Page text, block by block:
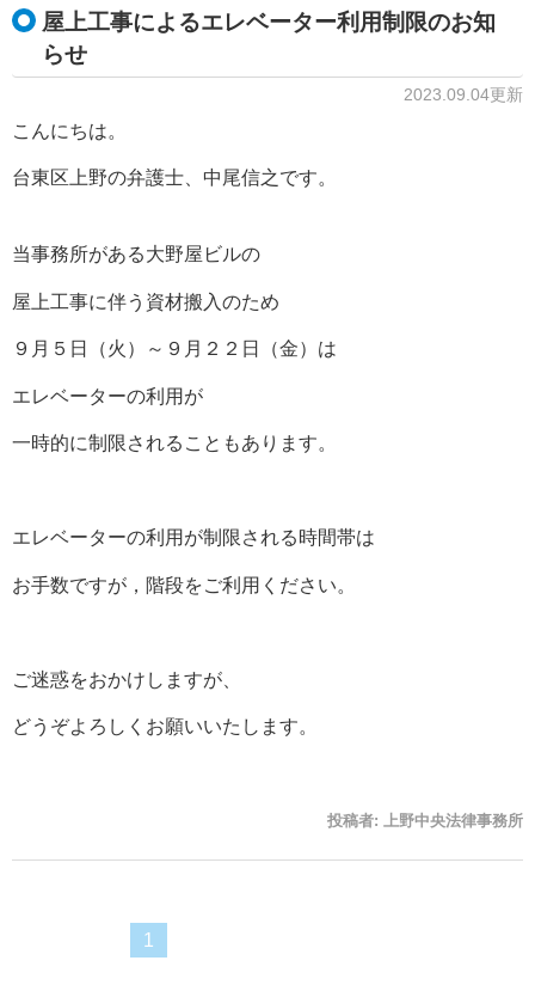
屋上工事によるエレベーター利用制限のお知
らせ
2023.09.04更新
こんにちは。
台東区上野の弁護士、中尾信之です。
当事務所がある大野屋ビルの
屋上工事に伴う資材搬入のため
９月５日（火）～９月２２日（金）は
エレベーターの利用が
一時的に制限されることもあります。
エレベーターの利用が制限される時間帯は
お手数ですが，階段をご利用ください。
ご迷惑をおかけしますが、
どうぞよろしくお願いいたします。
投稿者: 上野中央法律事務所
1